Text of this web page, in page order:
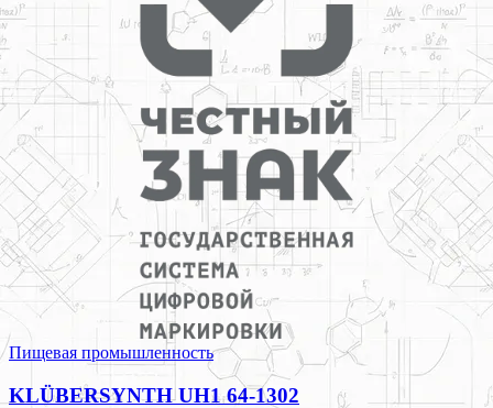
Пищевая промышленность
KLÜBERSYNTH UH1 64-1302